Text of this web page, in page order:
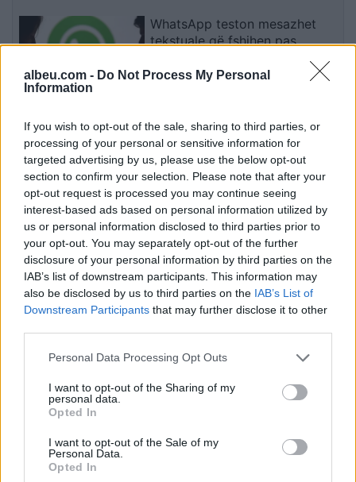
albeu.com - Do Not Process My Personal
Information
If you wish to opt-out of the sale, sharing to third parties, or
processing of your personal or sensitive information for
targeted advertising by us, please use the below opt-out
section to confirm your selection. Please note that after your
opt-out request is processed you may continue seeing
interest-based ads based on personal information utilized by
us or personal information disclosed to third parties prior to
your opt-out. You may separately opt-out of the further
disclosure of your personal information by third parties on the
IAB’s list of downstream participants. This information may
also be disclosed by us to third parties on the IAB’s List of
Downstream Participants that may further disclose it to other
Personal Data Processing Opt Outs
I want to opt-out of the Sharing of my
personal data.
Opted In
I want to opt-out of the Sale of my
Personal Data.
Opted In
WhatsApp teston mesazhet
tekstuale që fshihen pas
Pas dy vitesh në kërkim për
dosjen e inceneratorit të
Tiranës, arrestohet Renardo
Nallbani në Palasë